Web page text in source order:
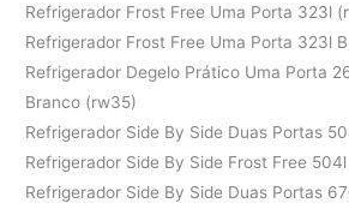
Refrigerador Frost Free Uma Porta 323l
Refrigerador Frost Free Uma Porta 323l
Refrigerador Degelo Prático Uma Porta
Branco (rw35)
Refrigerador Side By Side Duas Portas
Refrigerador Side By Side Frost Free
Refrigerador Side By Side Duas Portas